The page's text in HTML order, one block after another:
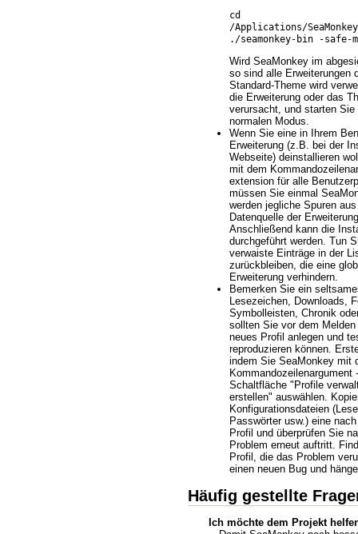
cd
/Applications/
./seamonkey-bin -safe-
Wird SeaMonkey im
so sind alle Erweiterungen
Standard-Theme wird
die Erweiterung oder das
verursacht, und starten
normalen Modus.
Wenn Sie eine in Ihrem
Erweiterung (z.B. bei der
Webseite) deinstallieren
mit dem
extension für alle
müssen Sie einmal
werden jegliche Spuren
Datenquelle der
Anschließend kann die
durchgeführt werden. Tun
verwaiste Einträge in der
zurückbleiben, die eine
Erweiterung verhindern.
Bemerken Sie ein
Lesezeichen, Downloads,
Symbolleisten, Chronik
sollten Sie vor dem
neues Profil anlegen und
reproduzieren können.
indem Sie SeaMonkey mit
Kommandozeilenargument
Schaltfläche "Profile
erstellen" auswählen.
Konfigurationsdateien
Passwörter usw.) eine
Profil und überprüfen Sie
Problem erneut auftritt.
Profil, die das Problem
einen neuen Bug und
Häufig gestellte
Ich möchte dem Projekt